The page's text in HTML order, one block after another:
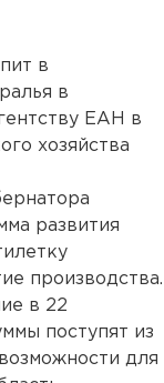
в
в
ЕАН в
хозяйства
развития
производства.
в 22
поступят из
для